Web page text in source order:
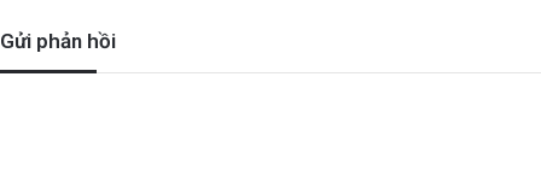
Gửi phản hồi